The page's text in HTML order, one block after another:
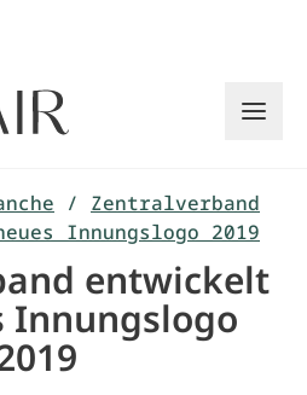
/ Zentralverband
Innungslogo 2019
entwickelt
Innungslogo